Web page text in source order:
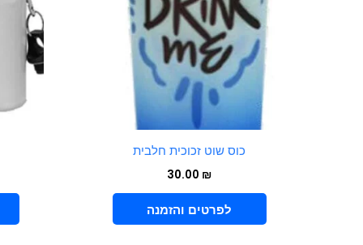
כוס שוט זכוכית חלבית
30.00 ₪
VIEW PRODUCT